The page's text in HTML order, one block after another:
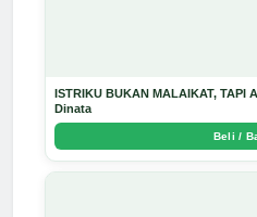
ISTRIKU BUKAN MALAIKAT, TAPI
Dinata
Beli /